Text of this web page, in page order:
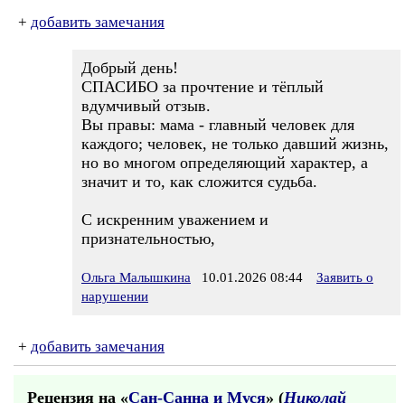
+ добавить замечания
Добрый день!
СПАСИБО за прочтение и тёплый
вдумчивый отзыв.
Вы правы: мама - главный человек для
каждого; человек, не только давший жизнь,
но во многом определяющий характер, а
значит и то, как сложится судьба.
С искренним уважением и
признательностью,
Ольга Малышкина 10.01.2026 08:44
Заявить о
нарушении
+ добавить замечания
Рецензия на «Сан-Санна и Муся» (Николай